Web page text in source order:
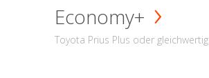
Economy+
Toyota Prius Plus oder gleichwertig